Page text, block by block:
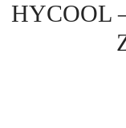
HYCOOL